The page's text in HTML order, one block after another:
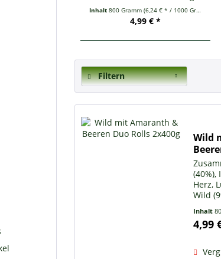
Inhalt 800 Gramm (6,24 € * / 1000 Gramm)
4,99 € *
Filtern
Wild
(40%),
Herz,
Wild
Inhalt
4,99